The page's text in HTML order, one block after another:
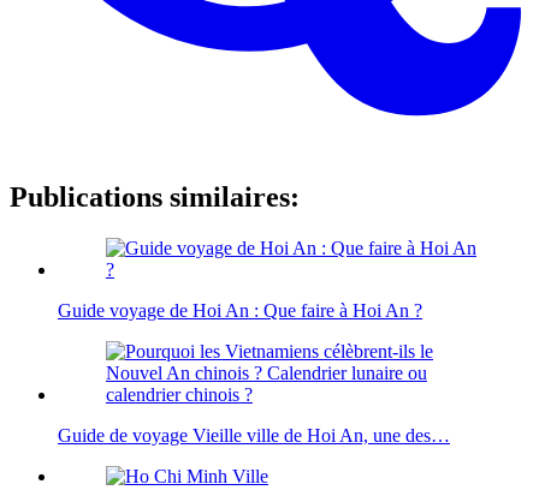
Publications similaires:
Guide voyage de Hoi An : Que faire à Hoi An ?
Guide de voyage Vieille ville de Hoi An, une des…